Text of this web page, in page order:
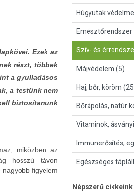
Ezek az
részt, többek
a gyulladásos
a testünk nem
biztosítanunk
miközben az
hosszú távon
nagyobb figyelem
Húgyutak
Szív- és
Májvédelem (5)
Haj, bőr, köröm
Bőrápolás, natúr
Vitaminok,
Immunerősítés,
Egészséges
Népszerű cikkeink